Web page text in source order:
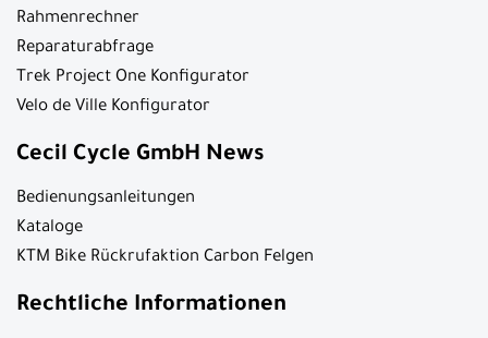
Rahmenrechner
Reparaturabfrage
Trek Project One Konfigurator
Velo de Ville Konfigurator
Cecil Cycle GmbH News
Bedienungsanleitungen
Kataloge
KTM Bike Rückrufaktion Carbon Felgen
Rechtliche Informationen